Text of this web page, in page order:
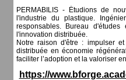
PERMABILIS - Étudions de
l'industrie du plastique.
responsables. Bureau
l'innovation distribuée.
Notre raison d'être : impulser et
distribuée en économie
faciliter l’adoption et la valoriser
https://